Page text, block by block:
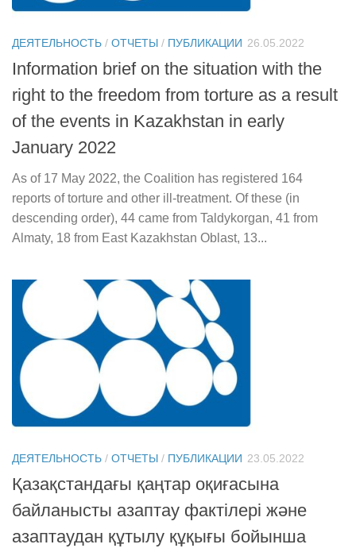
ДЕЯТЕЛЬНОСТЬ / ОТЧЕТЫ / ПУБЛИКАЦИИ 26.05.2022
Information brief on the situation with the
right to the freedom from torture as a result
of the events in Kazakhstan in early
January 2022
As of 17 May 2022, the Coalition has registered 164
reports of torture and other ill-treatment. Of these (in
descending order), 44 came from Taldykorgan, 41 from
Almaty, 18 from East Kazakhstan Oblast, 13...
ДЕЯТЕЛЬНОСТЬ / ОТЧЕТЫ / ПУБЛИКАЦИИ 23.05.2022
Қазақстандағы қаңтар оқиғасына
байланысты азаптау фактілері және
азаптаудан құтылу құқығы бойынша